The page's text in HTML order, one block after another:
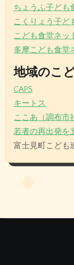
ちょうふ子ども
こくりょう子ど
こども食堂ネッ
多摩こども食堂
地域のこ
CAPS
キートス
ここあ（調布市
若者の再出発を
富士見町こども